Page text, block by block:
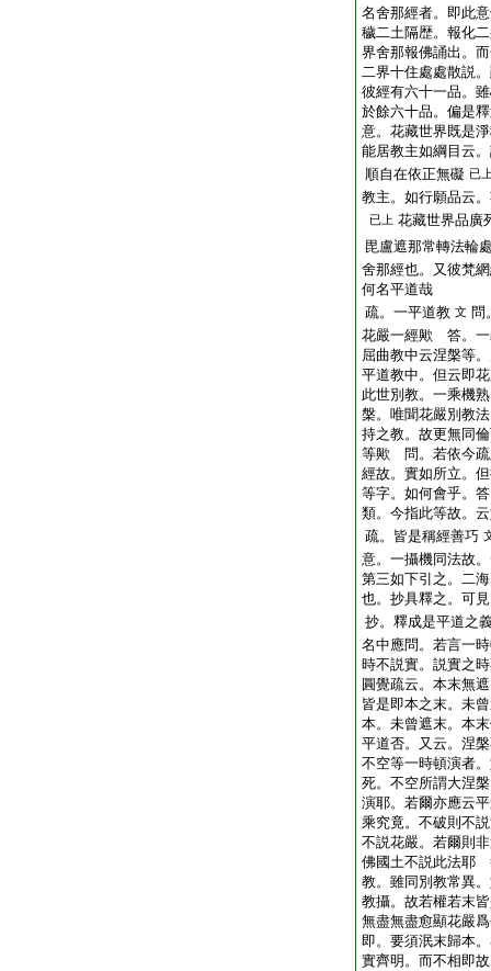
名舍那經者。即此
穢二土隔歴。報化
界舍那報佛誦出。
二界十住處處散説
彼經有六十一品。
於餘六十品。偏是
意。花藏世界既是
能居教主如綱目云
順自在依正無礙 已
教主。如行願品云
已上 花藏世界品廣
毘盧遮那常轉法輪
舍那經也。又彼梵
何名平道哉
疏。一平道教 文 問
花嚴一經歟 答。一
屈曲教中云涅槃等
平道教中。但云即
此世別教。一乘機
槃。唯聞花嚴別教
持之教。故更無同
等歟 問。若依今疏
經故。實如所立。
等字。如何會乎。
類。今指此等故。
疏。皆是稱經善巧
意。一攝機同法故
第三如下引之。二
也。抄具釋之。可見
抄。釋成是平道之
名中應問。若言一
時不説實。説實之
圓覺疏云。本末無
皆是即本之末。未
本。未曾遮末。本
平道否。又云。涅
不空等一時頓演者
死。不空所謂大涅
演耶。若爾亦應云
乘究竟。不破則不
不説花嚴。若爾則
佛國土不説此法耶
教。雖同別教常異
教攝。故若權若末
無盡無盡愈顯花嚴
即。要須泯末歸本
實齊明。而不相即